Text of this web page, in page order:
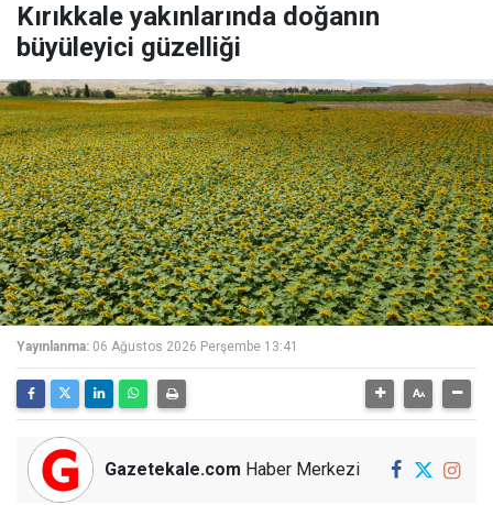
Kırıkkale yakınlarında doğanın
büyüleyici güzelliği
Yayınlanma: 06 Ağustos 2026 Perşembe 13:41
Gazetekale.com Haber Merkezi